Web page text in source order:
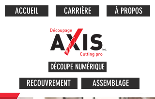
ACCUEIL CARRIÈRE À PROPOS
DÉCOUPE NUMÉRIQUE
RECOUVREMENT ASSEMBLAGE